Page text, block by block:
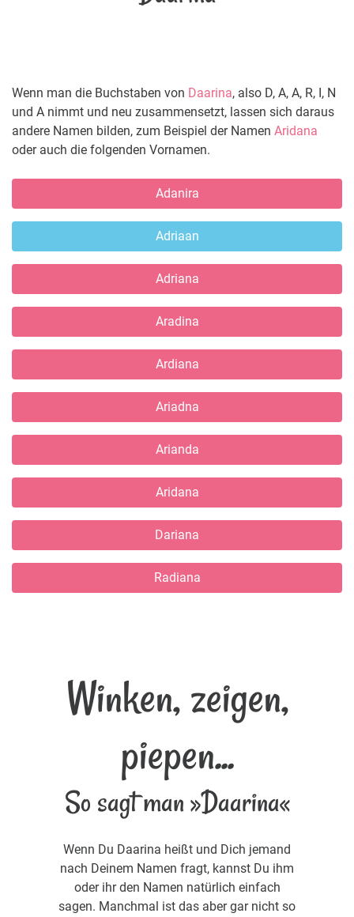
Wenn man die Buchstaben von Daarina, also D, A, A, R, I, N
und A nimmt und neu zusammensetzt, lassen sich daraus
andere Namen bilden, zum Beispiel der Namen Aridana
oder auch die folgenden Vornamen.
Adanira
Adriaan
Adriana
Aradina
Ardiana
Ariadna
Arianda
Aridana
Dariana
Radiana
Winken, zeigen,
piepen...
So sagt man »Daarina«
Wenn Du Daarina heißt und Dich jemand
nach Deinem Namen fragt, kannst Du ihm
oder ihr den Namen natürlich einfach
sagen. Manchmal ist das aber gar nicht so